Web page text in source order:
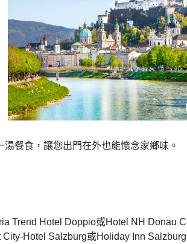
餐食，讓您出門在外也能懷念家鄉味。
Trend Hotel Doppio或Hotel NH Donau
Hotel Salzburg或Holiday Inn